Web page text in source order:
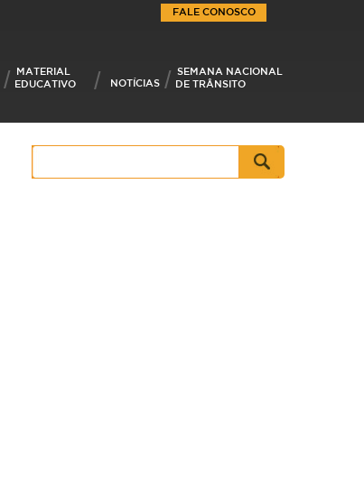
MATERIAL
EDUCATIVO
NOTÍCIAS
SEMANA NACIONAL
DE TRÂNSITO
FALE CONOSCO
Pesquisar
por: